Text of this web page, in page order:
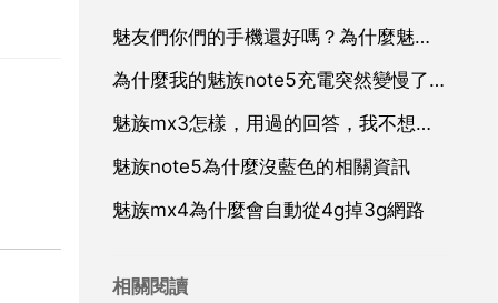
魅友們你們的手機還好嗎？為什麼魅族手機殼在
為什麼我的魅族note5充電突然變慢了好多
魅族mx3怎樣，用過的回答，我不想聽那些引數如何如何，只想知道了親身體驗
魅族note5為什麼沒藍色的相關資訊
魅族mx4為什麼會自動從4g掉3g網路
相關閱讀